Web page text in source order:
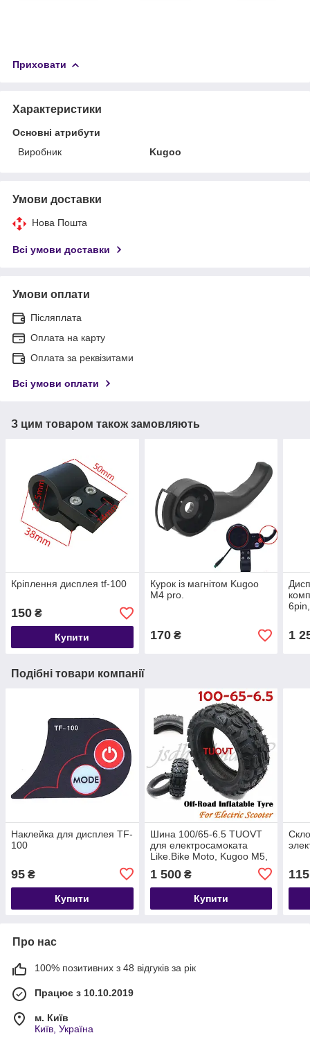
Приховати
Характеристики
Основні атрибути
Виробник
Kugoo
Умови доставки
Нова Пошта
Всі умови доставки
Умови оплати
Післяплата
Оплата на карту
Оплата за реквізитами
Всі умови оплати
З цим товаром також замовляють
Кріплення дисплея tf-100
150 ₴
Купити
Курок із магнітом Kugoo
M4 pro.
170₴ 1
Подібні товари компанії
Наклейка для дисплея TF-
100
95 ₴
Купити
Шина 100/65-6.5 TUOVT
для електросамоката
Like.Bike Moto, Kugoo M5,
Dualtron Thunder Speedual
Plus Zero 11X
1 500₴
Купити
115
Про нас
100% позитивних з 48 відгуків за рік
Працює з 10.10.2019
м. Київ
Київ, Україна